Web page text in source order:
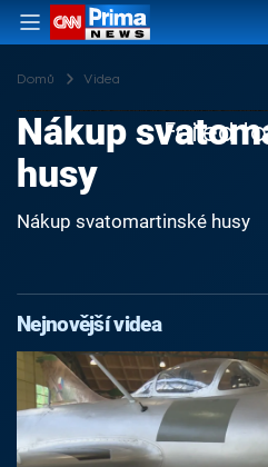
Domů Videa
Failed
Nákup
husy
Nákup svatomartinské husy
Nejnovější videa